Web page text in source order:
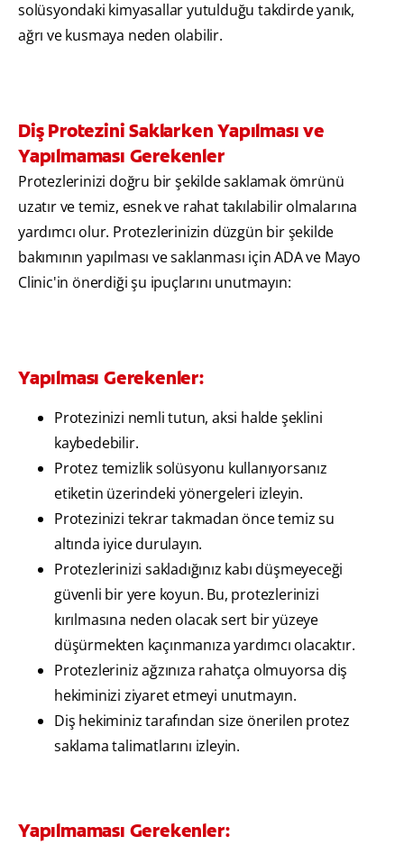
solüsyondaki kimyasallar yutulduğu takdirde yanık,
ağrı ve kusmaya neden olabilir.
Diş Protezini Saklarken Yapılması ve
Yapılmaması Gerekenler
Protezlerinizi doğru bir şekilde saklamak ömrünü
uzatır ve temiz, esnek ve rahat takılabilir olmalarına
yardımcı olur. Protezlerinizin düzgün bir şekilde
bakımının yapılması ve saklanması için ADA ve Mayo
Clinic'in önerdiği şu ipuçlarını unutmayın:
Yapılması Gerekenler:
Protezinizi nemli tutun, aksi halde şeklini
kaybedebilir.
Protez temizlik solüsyonu kullanıyorsanız
etiketin üzerindeki yönergeleri izleyin.
Protezinizi tekrar takmadan önce temiz su
altında iyice durulayın.
Protezlerinizi sakladığınız kabı düşmeyeceği
güvenli bir yere koyun. Bu, protezlerinizi
kırılmasına neden olacak sert bir yüzeye
düşürmekten kaçınmanıza yardımcı olacaktır.
Protezleriniz ağzınıza rahatça olmuyorsa diş
hekiminizi ziyaret etmeyi unutmayın.
Diş hekiminiz tarafından size önerilen protez
saklama talimatlarını izleyin.
Yapılmaması Gerekenler: